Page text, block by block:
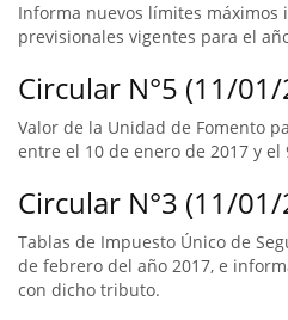
Informa nuevos límites máximos
previsionales vigentes para el
Circular N°5 (11/
Valor de la Unidad de Fomento
entre el 10 de enero de 2017 y
Circular N°3 (11/
Tablas de Impuesto Único de
de febrero del año 2017, e
con dicho tributo.